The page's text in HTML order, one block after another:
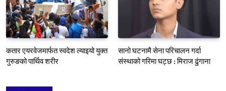
कतार एयरवेजमार्फत स्वदेश ल्याइयो युक्त
गुरुङको पार्थिव शरीर
सानो घटनामै सेना परिचालन गर्दा
संस्थाको गरिमा घट्छ : मिराज ढुंगाना